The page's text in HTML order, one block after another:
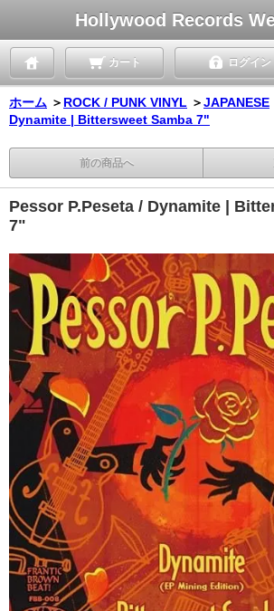
Hollywood Records
カート ログイン
ホーム ＞ ROCK / PUNK VINYL ＞JAPANESE
Dynamite | Bittersweet Samba 7"
前の商品へ
Pessor P.Peseta / Dynamite |
7"